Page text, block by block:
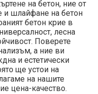
на бетон, ние от
и шлайфане на бетон
бетон крие в
лесна
Поверете
а ние ви
и естетически
ще устои на
на нашите
цена-качество.